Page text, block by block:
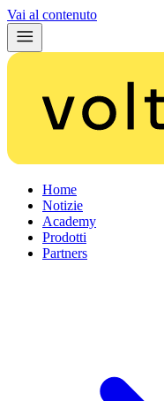
Vai al contenuto
Home
Notizie
Academy
Prodotti
Partners